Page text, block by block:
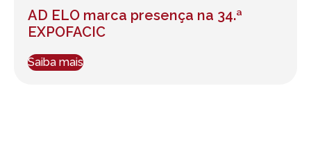
AD ELO marca presença na 34.ª
EXPOFACIC
Saiba mais